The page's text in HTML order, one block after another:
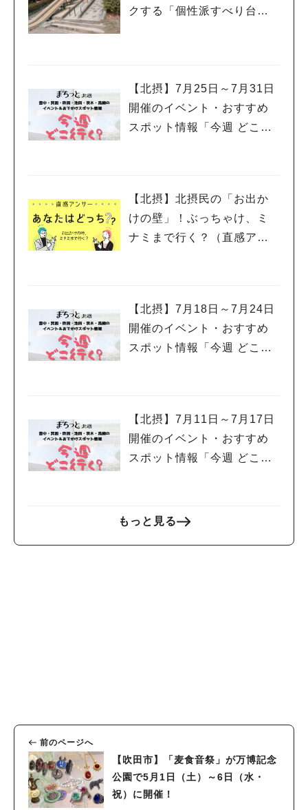
クする「個性派すべり台」
【北摂】7月25日～7月31日
開催のイベント・おすすめ
スポット情報「今週 どこい
【北摂】北摂民の「お出か
けの壁」！ぶっちゃけ、ミ
ナミまで行く？（直感アン
【北摂】7月18日～7月24日
開催のイベント・おすすめ
スポット情報「今週 どこい
【北摂】7月11日～7月17日
開催のイベント・おすすめ
スポット情報「今週 どこい
もっと見る
前のページへ
【吹田市】「麦食音祭」が万博記念
公園で5月1日（土）～6日（水・
祝）に開催！